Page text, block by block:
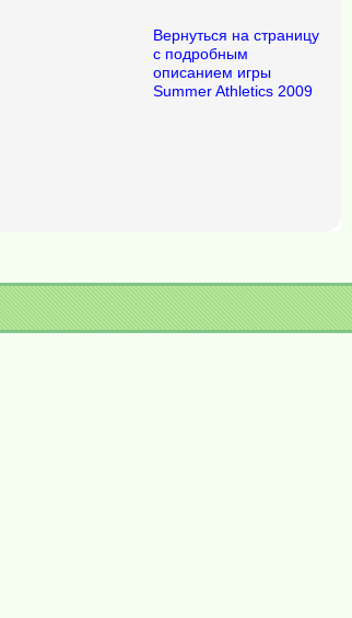
Вернуться на страницу
с подробным
описанием игры
Summer Athletics 2009